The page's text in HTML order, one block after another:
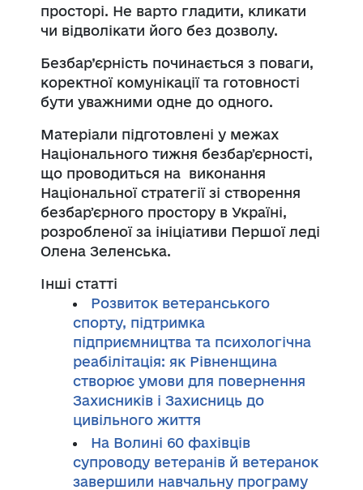
просторі. Не варто гладити, кликати
чи відволікати його без дозволу.
Безбар’єрність починається з поваги,
коректної комунікації та готовності
бути уважними одне до одного.
Матеріали підготовлені у межах
Національного тижня безбарʼєрності,
що проводиться на виконання
Національної стратегії зі створення
безбарʼєрного простору в Україні,
розробленої за ініціативи Першої леді
Олена Зеленська.
Інші статті
Розвиток ветеранського
спорту, підтримка
підприємництва та психологічна
реабілітація: як Рівненщина
створює умови для повернення
Захисників і Захисниць до
цивільного життя
На Волині 60 фахівців
супроводу ветеранів й ветеранок
завершили навчальну програму